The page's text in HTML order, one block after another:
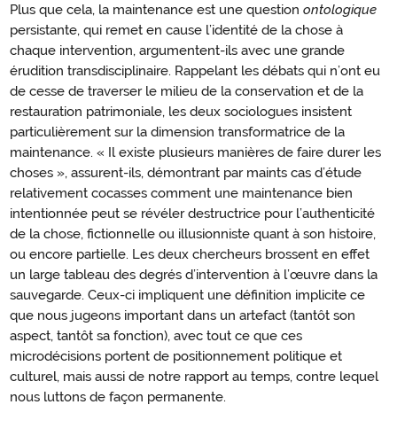
Plus que cela, la maintenance est une question ontologique
persistante, qui remet en cause l’identité de la chose à
chaque intervention, argumentent-ils avec une grande
érudition transdisciplinaire. Rappelant les débats qui n’ont eu
de cesse de traverser le milieu de la conservation et de la
restauration patrimoniale, les deux sociologues insistent
particulièrement sur la dimension transformatrice de la
maintenance. « Il existe plusieurs manières de faire durer les
choses », assurent-ils, démontrant par maints cas d’étude
relativement cocasses comment une maintenance bien
intentionnée peut se révéler destructrice pour l’authenticité
de la chose, fictionnelle ou illusionniste quant à son histoire,
ou encore partielle. Les deux chercheurs brossent en effet
un large tableau des degrés d’intervention à l’œuvre dans la
sauvegarde. Ceux-ci impliquent une définition implicite ce
que nous jugeons important dans un artefact (tantôt son
aspect, tantôt sa fonction), avec tout ce que ces
microdécisions portent de positionnement politique et
culturel, mais aussi de notre rapport au temps, contre lequel
nous luttons de façon permanente.